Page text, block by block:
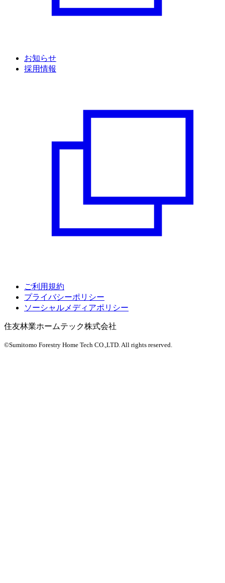
お知らせ
採用情報
ご利用規約
プライバシーポリシー
ソーシャルメディアポリシー
住友林業ホームテック株式会社
©Sumitomo Forestry Home Tech CO.,LTD. All rights reserved.